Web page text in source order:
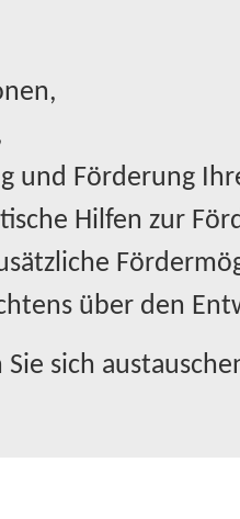
und Förderung
Hilfen zur
über den
sich